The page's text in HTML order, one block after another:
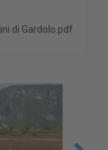
di Gardolo.pdf